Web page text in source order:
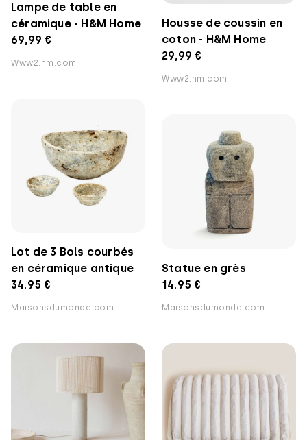
Lampe de table en
céramique - H&M Home
69,99 €
Www2.hm.com
Housse de coussin en
coton - H&M Home
29,99 €
Www2.hm.com
Lot de 3 Bols courbés
en céramique antique
34.95 €
Maisonsdumonde.com
Statue en grès
14.95 €
Maisonsdumonde.com